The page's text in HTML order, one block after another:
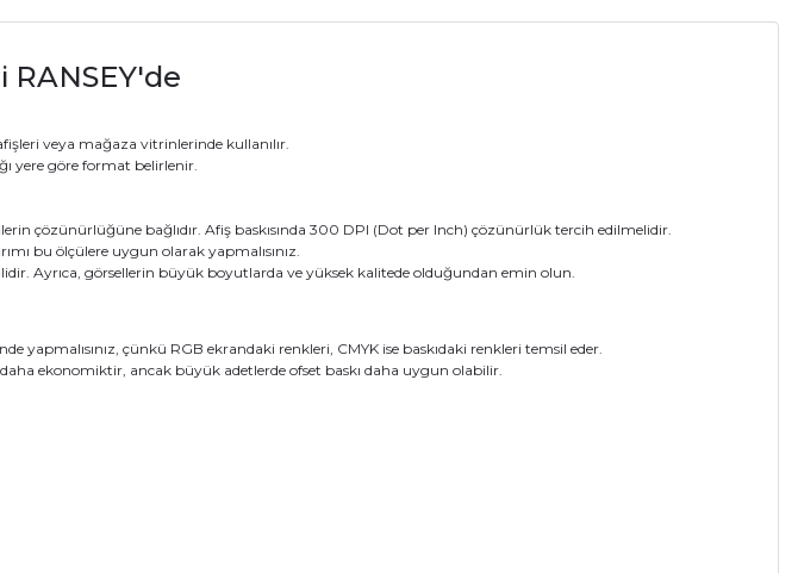
veya mağaza vitrinlerinde kullanılır.
yere göre format belirlenir.
çözünürlüğüne bağlıdır. Afiş baskısında 300 DPI (Dot per Inch) çözünürlük tercih edilmelidir.
bu ölçülere uygun olarak yapmalısınız.
Ayrıca, görsellerin büyük boyutlarda ve yüksek kalitede olduğundan emin olun.
yapmalısınız, çünkü RGB ekrandaki renkleri, CMYK ise baskıdaki renkleri temsil eder.
daha ekonomiktir, ancak büyük adetlerde ofset baskı daha uygun olabilir.